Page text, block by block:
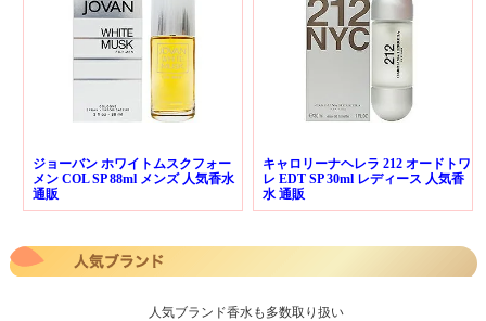
ジョーバン ホワイトムスクフォー
メン COL SP 88ml メンズ 人気香水
通販
キャロリーナヘレラ 212 オードトワ
レ EDT SP 30ml レディース 人気香
水 通販
人気ブランド香水も多数取り扱い